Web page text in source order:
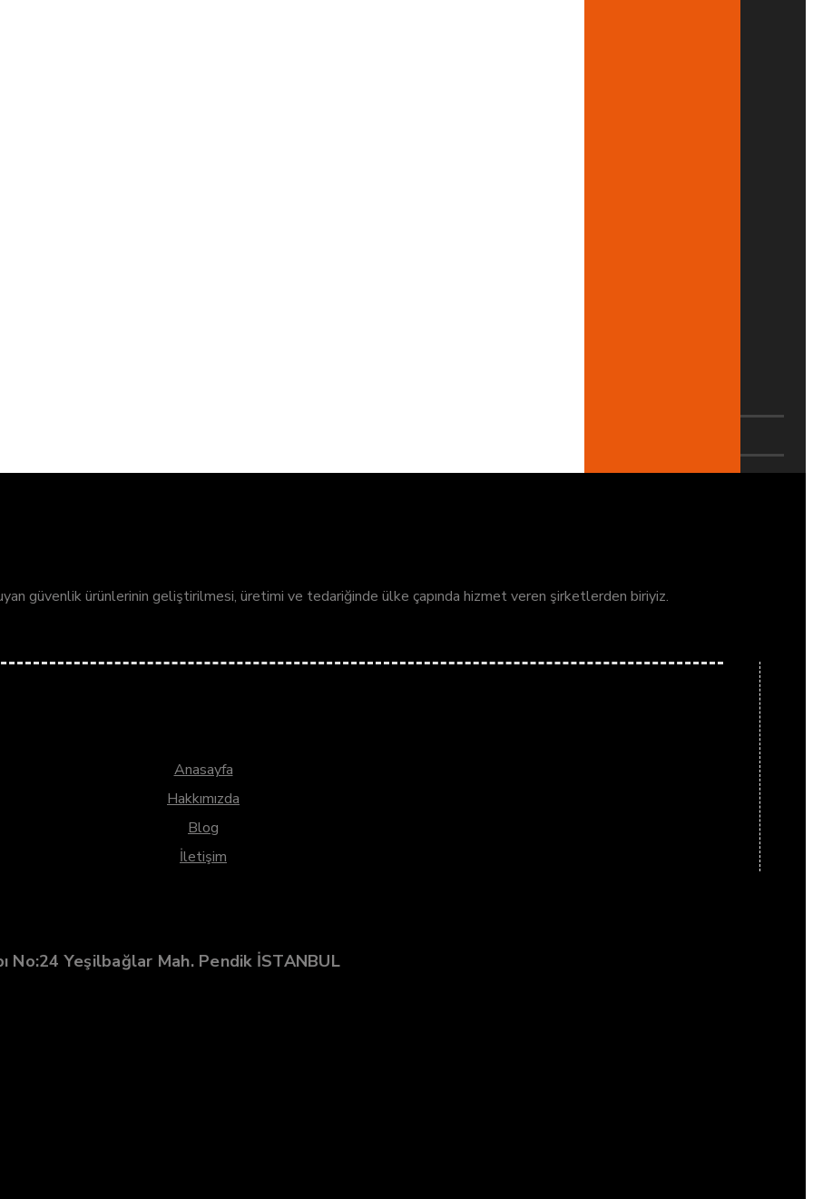
güvenlik ürünlerinin geliştirilmesi, üretimi ve tedariğinde ülke çapında hizmet veren şirketlerden biriyiz.
Anasayfa
Hakkımızda
Blog
İletişim
No:24 Yeşilbağlar Mah. Pendik İSTANBUL